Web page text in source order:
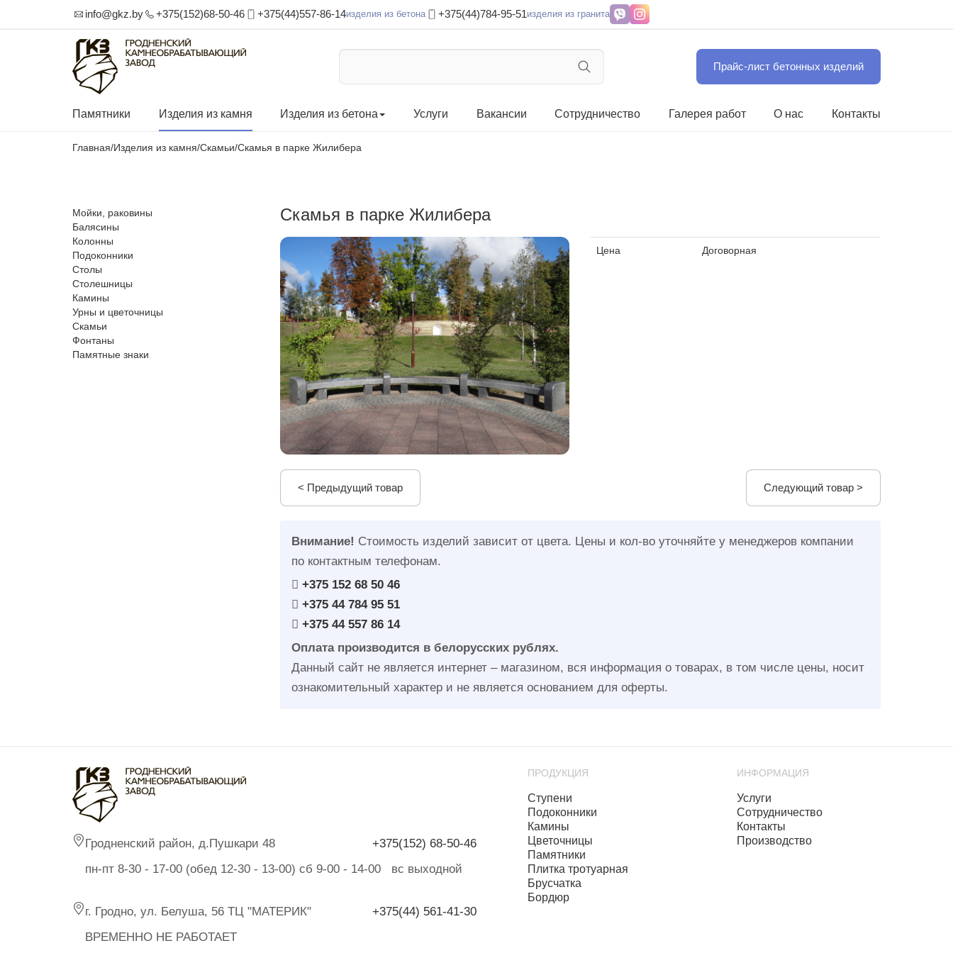
info@gkz.by +375(152)68-50-46 +375(44)557-86-14изделия из бетона +375(44)784-95-51изделия из гранита
Прайс-лист бетонных изделий
Памятники Изделия из камня Изделия из бетона Услуги Вакансии Сотрудничество Галерея работ О нас Контакты
Главная/Изделия из камня/Скамьи/Скамья в парке Жилибера
Мойки, раковины
Балясины
Колонны
Подоконники
Столы
Столешницы
Камины
Урны и цветочницы
Скамьи
Фонтаны
Памятные знаки
Скамья в парке Жилибера
Цена Договорная
< Предыдущий товар Следующий товар >
Внимание! Стоимость изделий зависит от цвета. Цены и кол-во уточняйте у менеджеров компании
по контактным телефонам.
+375 152 68 50 46
+375 44 784 95 51
+375 44 557 86 14
Оплата производится в белорусских рублях.
Данный сайт не является интернет – магазином, вся информация о товарах, в том числе цены, носит
ознакомительный характер и не является основанием для оферты.
Гродненский район, д.Пушкари 48
+375(152) 68-50-46
пн-пт 8-30 - 17-00 (обед 12-30 - 13-00) сб 9-00 - 14-00 вс выходной
г. Гродно, ул. Белуша, 56 ТЦ "МАТЕРИК"
+375(44) 561-41-30
ВРЕМЕННО НЕ РАБОТАЕТ
ПРОДУКЦИЯ
Ступени
Подоконники
Камины
Цветочницы
Памятники
Плитка тротуарная
Брусчатка
Бордюр
ИНФОРМАЦИЯ
Услуги
Сотрудничество
Контакты
Производство